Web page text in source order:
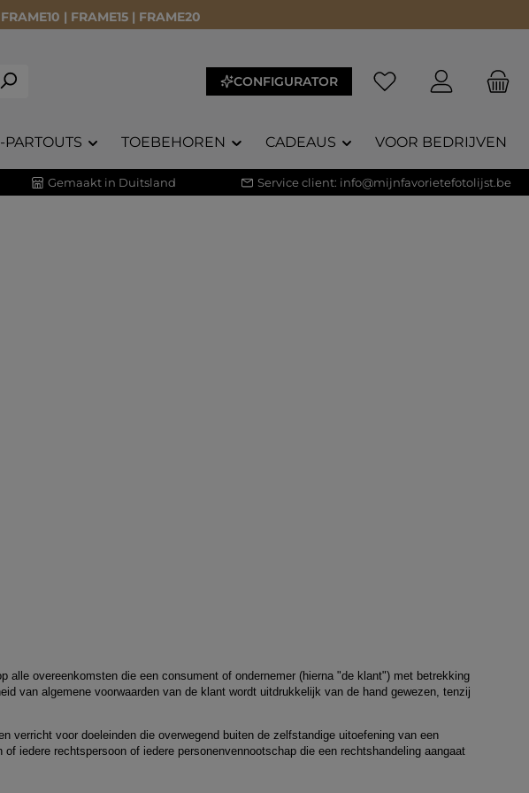
FRAME10 | FRAME15 | FRAME20
CONFIGURATOR Je hebt 0 items op
PARTOUTS TOEBEHOREN CADEAUS VOOR BEDRIJVEN
Gemaakt in Duitsland Service client: info@mijnfavorietefotolijst.be